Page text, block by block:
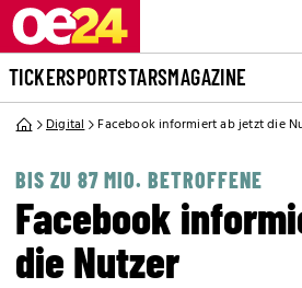
TICKERSPORTSTARSMAGAZINE
Digital Facebook informiert ab jetzt die
BIS ZU 87 MIO. BETROFFENE
Facebook
die Nutzer